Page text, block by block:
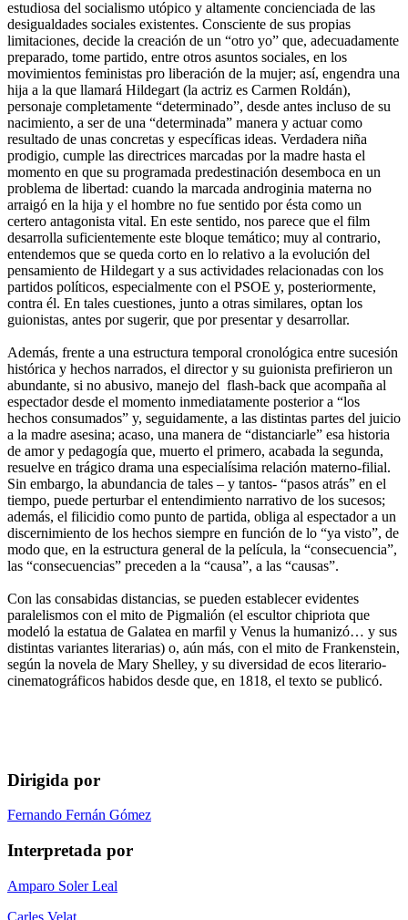
estudiosa del socialismo utópico y altamente concienciada de las
desigualdades sociales existentes. Consciente de sus propias
limitaciones, decide la creación de un “otro yo” que, adecuadamente
preparado, tome partido, entre otros asuntos sociales, en los
movimientos feministas pro liberación de la mujer; así, engendra una
hija a la que llamará Hildegart (la actriz es Carmen Roldán),
personaje completamente “determinado”, desde antes incluso de su
nacimiento, a ser de una “determinada” manera y actuar como
resultado de unas concretas y específicas ideas. Verdadera niña
prodigio, cumple las directrices marcadas por la madre hasta el
momento en que su programada predestinación desemboca en un
problema de libertad: cuando la marcada androginia materna no
arraigó en la hija y el hombre no fue sentido por ésta como un
certero antagonista vital. En este sentido, nos parece que el film
desarrolla suficientemente este bloque temático; muy al contrario,
entendemos que se queda corto en lo relativo a la evolución del
pensamiento de Hildegart y a sus actividades relacionadas con los
partidos políticos, especialmente con el PSOE y, posteriormente,
contra él. En tales cuestiones, junto a otras similares, optan los
guionistas, antes por sugerir, que por presentar y desarrollar.
Además, frente a una estructura temporal cronológica entre sucesión
histórica y hechos narrados, el director y su guionista prefirieron un
abundante, si no abusivo, manejo del flash-back que acompaña al
espectador desde el momento inmediatamente posterior a “los
hechos consumados” y, seguidamente, a las distintas partes del juicio
a la madre asesina; acaso, una manera de “distanciarle” esa historia
de amor y pedagogía que, muerto el primero, acabada la segunda,
resuelve en trágico drama una especialísima relación materno-filial.
Sin embargo, la abundancia de tales – y tantos- “pasos atrás” en el
tiempo, puede perturbar el entendimiento narrativo de los sucesos;
además, el filicidio como punto de partida, obliga al espectador a un
discernimiento de los hechos siempre en función de lo “ya visto”, de
modo que, en la estructura general de la película, la “consecuencia”,
las “consecuencias” preceden a la “causa”, a las “causas”.
Con las consabidas distancias, se pueden establecer evidentes
paralelismos con el mito de Pigmalión (el escultor chipriota que
modeló la estatua de Galatea en marfil y Venus la humanizó… y sus
distintas variantes literarias) o, aún más, con el mito de Frankenstein,
según la novela de Mary Shelley, y su diversidad de ecos literario-
cinematográficos habidos desde que, en 1818, el texto se publicó.
Dirigida por
Fernando Fernán Gómez
Interpretada por
Amparo Soler Leal
Carles Velat